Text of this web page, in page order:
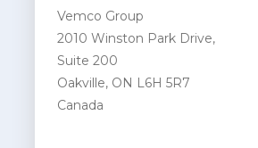
Vemco Group
2010 Winston Park Drive,
Suite 200
Oakville, ON L6H 5R7
Canada